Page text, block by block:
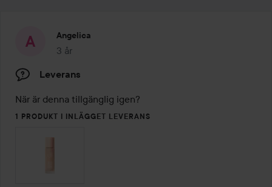
Angelica
3 år
Inlägget skapades 3 år
Leverans
När är denna tillgänglig igen?
1 PRODUKT I INLÄGGET LEVERANS